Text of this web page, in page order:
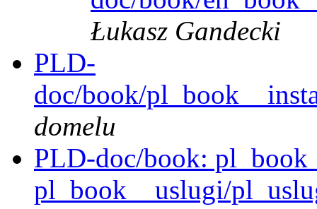
Łukasz Gandecki
PLD-
doc/book/
domelu
PLD-doc/book:
pl_book__uslugi/